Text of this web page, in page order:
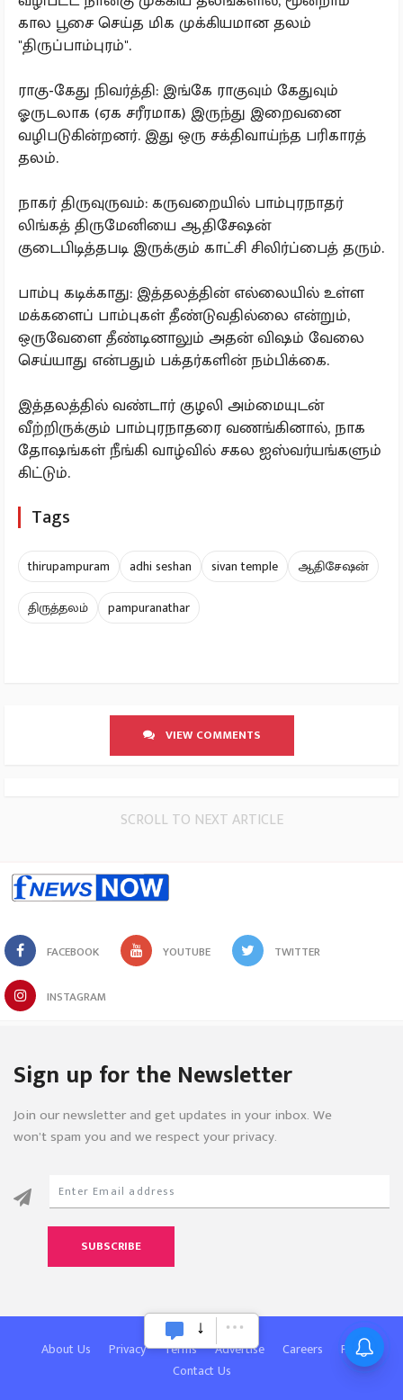
கால பூசை செய்த மிக முக்கியமான தலம்
"திருப்பாம்புரம்".
ராகு-கேது நிவர்த்தி: இங்கே ராகுவும் கேதுவும்
ஓருடலாக (ஏக சரீரமாக) இருந்து இறைவனை
வழிபடுகின்றனர். இது ஒரு சக்திவாய்ந்த பரிகாரத்
தலம்.
நாகர் திருவுருவம்: கருவறையில் பாம்புரநாதர்
லிங்கத் திருமேனியை ஆதிசேஷன்
குடைபிடித்தபடி இருக்கும் காட்சி சிலிர்ப்பைத் தரும்.
பாம்பு கடிக்காது: இத்தலத்தின் எல்லையில் உள்ள
மக்களைப் பாம்புகள் தீண்டுவதில்லை என்றும்,
ஒருவேளை தீண்டினாலும் அதன் விஷம் வேலை
செய்யாது என்பதும் பக்தர்களின் நம்பிக்கை.
இத்தலத்தில் வண்டார் குழலி அம்மையுடன்
வீற்றிருக்கும் பாம்புரநாதரை வணங்கினால், நாக
தோஷங்கள் நீங்கி வாழ்வில் சகல ஐஸ்வர்யங்களும்
கிட்டும்.
Tags
thirupampuram adhi seshan sivan temple
ஆதிசேஷன்
திருத்தலம்
pampuranathar
VIEW COMMENTS
SCROLL TO NEXT ARTICLE
FACEBOOK YOUTUBE TWITTER
INSTAGRAM
Sign up for the Newsletter
Join our newsletter and get updates in your inbox. We
won’t spam you and we respect your privacy.
SUBSCRIBE
About Us Privacy Terms Advertise Careers
FAQ
Contact Us